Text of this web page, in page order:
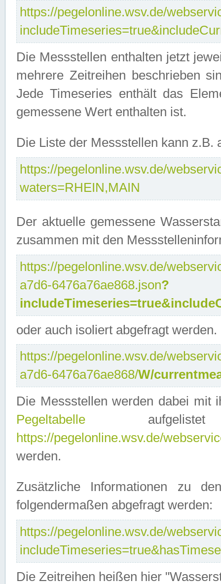
https://pegelonline.wsv.de/
Die Messstellen enthalten jetzt
mehrere Zeitreihen beschrieben
Jede Timeseries enthält das
gemessene Wert enthalten ist.
Die Liste der Messstellen kann
https://pegelonline.wsv.de/
waters=RHEIN,MAIN
Der aktuelle gemessene
zusammen mit den
https://pegelonline.wsv.de/
a7d6-6476a76ae868.json?
oder auch isoliert abgefragt werden.
https://pegelonline.wsv.de/
a7d6-6476a76ae868/W/
Die Messstellen werden dabei mit
Pegeltabelle
https://pegelonline.wsv.de/
werden.
Zusätzliche Informationen zu
folgendermaßen abgefragt werden:
https://pegelonline.wsv.de/
Die Zeitreihen heißen hier